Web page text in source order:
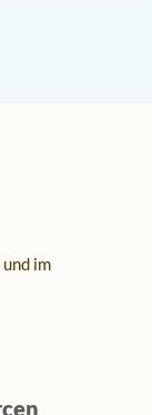
im